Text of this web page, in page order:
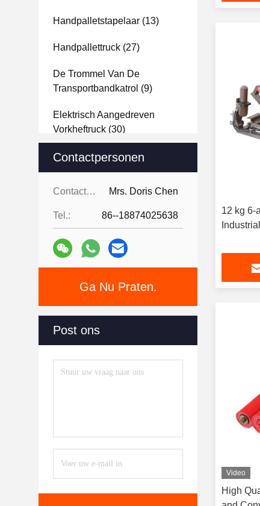
Handpalletstapelaar (13)
Handpallettruck (27)
De Trommel Van De
Transportbandkatrol (9)
Elektrisch Aangedreven
Vorkheftruck (30)
Transportveiligheidsvoorzieningen
(72)
Transportband Rolwielen(24)
Contactpersonen
Contactpersonen: Mrs. Doris Chen
Tel.: 86--18874025638
Ga Nu Praten.
Post ons
12 kg 6-
Video
High